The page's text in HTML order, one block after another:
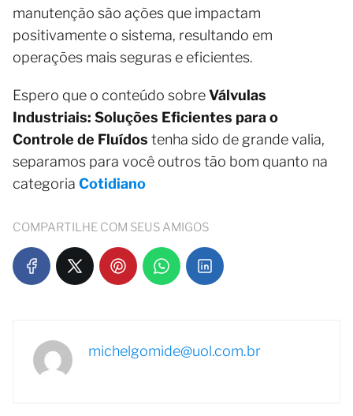
manutenção são ações que impactam
positivamente o sistema, resultando em
operações mais seguras e eficientes.
Espero que o conteúdo sobreVálvulas
Industriais: Soluções Eficientes para o
Controle de Fluídos tenha sido de grande valia,
separamos para você outros tão bom quanto na
categoria Cotidiano
COMPARTILHE COM SEUS AMIGOS
michelgomide@uol.com.br